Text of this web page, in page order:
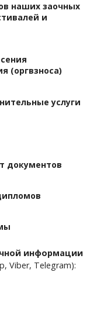
наших заочных
и
жюри
времени
силы
(оргвзноса)
услуги
2000 рублей
документов
жюри в дипломе
информации
Viber, Telegram):